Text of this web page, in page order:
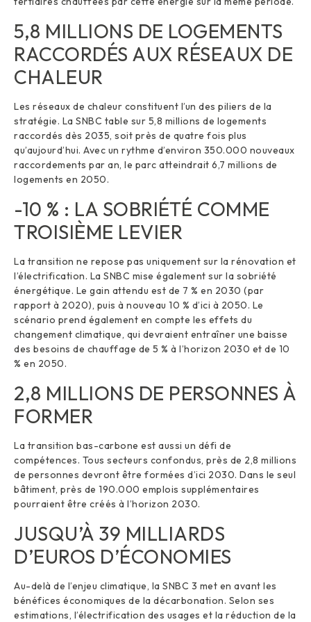
5,8 MILLIONS DE LOGEMENTS
RACCORDÉS AUX RÉSEAUX DE
CHALEUR
Les réseaux de chaleur constituent l’un des piliers de la
stratégie. La SNBC table sur 5,8 millions de logements
raccordés dès 2035, soit près de quatre fois plus
qu’aujourd’hui. Avec un rythme d’environ 350.000 nouveaux
raccordements par an, le parc atteindrait 6,7 millions de
logements en 2050.
-10 % : LA SOBRIÉTÉ COMME
TROISIÈME LEVIER
La transition ne repose pas uniquement sur la rénovation et
l’électrification. La SNBC mise également sur la sobriété
énergétique. Le gain attendu est de 7 % en 2030 (par
rapport à 2020), puis à nouveau 10 % d’ici à 2050. Le
scénario prend également en compte les effets du
changement climatique, qui devraient entraîner une baisse
des besoins de chauffage de 5 % à l’horizon 2030 et de 10
% en 2050.
2,8 MILLIONS DE PERSONNES À
FORMER
La transition bas-carbone est aussi un défi de
compétences. Tous secteurs confondus, près de 2,8 millions
de personnes devront être formées d’ici 2030. Dans le seul
bâtiment, près de 190.000 emplois supplémentaires
pourraient être créés à l’horizon 2030.
JUSQU’À 39 MILLIARDS
D’EUROS D’ÉCONOMIES
Au-delà de l’enjeu climatique, la SNBC 3 met en avant les
bénéfices économiques de la décarbonation. Selon ses
estimations, l’électrification des usages et la réduction de la